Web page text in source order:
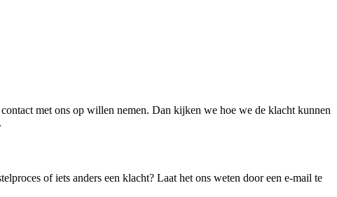
met ons op willen nemen. Dan kijken we hoe we de klacht kunnen
of iets anders een klacht? Laat het ons weten door een e-mail te